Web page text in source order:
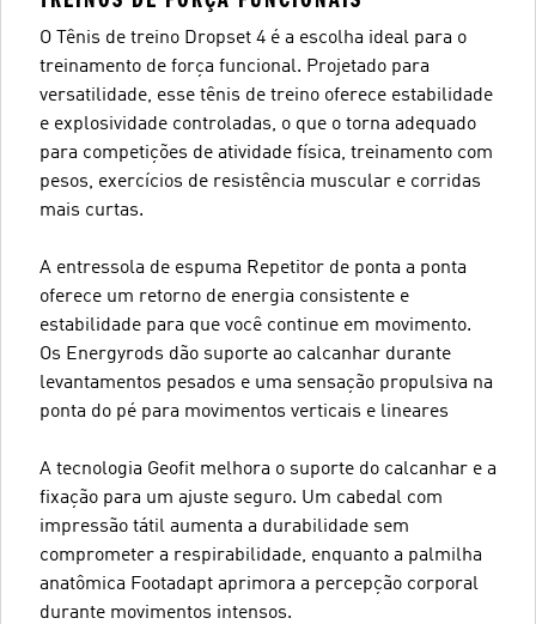
O Tênis de treino Dropset 4 é a escolha ideal para o
treinamento de força funcional. Projetado para
versatilidade, esse tênis de treino oferece estabilidade
e explosividade controladas, o que o torna adequado
para competições de atividade física, treinamento com
pesos, exercícios de resistência muscular e corridas
mais curtas.
A entressola de espuma Repetitor de ponta a ponta
oferece um retorno de energia consistente e
estabilidade para que você continue em movimento.
Os Energyrods dão suporte ao calcanhar durante
levantamentos pesados e uma sensação propulsiva na
ponta do pé para movimentos verticais e lineares
A tecnologia Geofit melhora o suporte do calcanhar e a
fixação para um ajuste seguro. Um cabedal com
impressão tátil aumenta a durabilidade sem
comprometer a respirabilidade, enquanto a palmilha
anatômica Footadapt aprimora a percepção corporal
durante movimentos intensos.